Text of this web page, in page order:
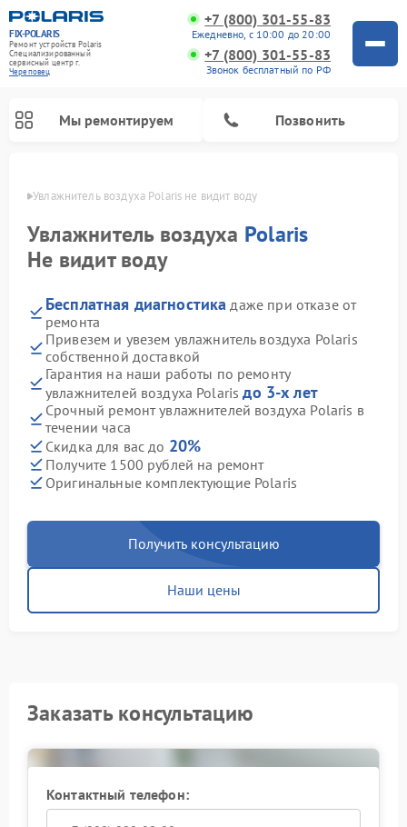
FIX-POLARIS
Ремонт устройств Polaris
Специализированный
cервисный центр г.
Череповец
+7 (800) 301-55-83
Ежедневно, с 10:00 до 20:00
+7 (800) 301-55-83
Звонок бесплатный по РФ
Мы ремонтируем Позвонить
Увлажнитель воздуха Polaris не видит воду
Увлажнитель воздуха Polaris
Не видит воду
Бесплатная диагностика даже при отказе от
ремонта
Привезем и увезем увлажнитель воздуха Polaris
собственной доставкой
Гарантия на наши работы по ремонту
увлажнителей воздуха Polarisдо 3-х лет
Срочный ремонт увлажнителей воздуха Polaris в
течении часа
Скидка для вас до 20%
Получите 1500 рублей на ремонт
Оригинальные комплектующие Polaris
Получить консультацию
Наши цены
Заказать консультацию
Контактный телефон: